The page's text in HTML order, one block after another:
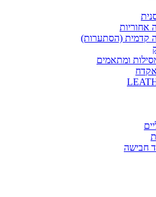
אחוריות
קדמית (הסתערות)
ומתאמים
חבישה